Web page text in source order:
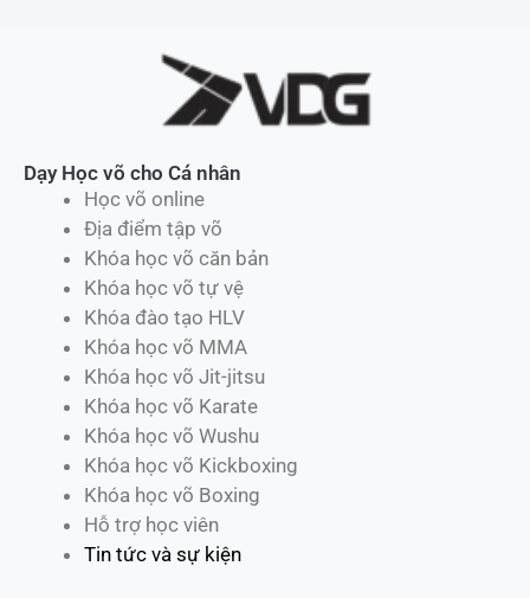
Dạy Học võ cho Cá nhân
Học võ online
Địa điểm tập võ
Khóa học võ căn bản
Khóa học võ tự vệ
Khóa đào tạo HLV
Khóa học võ MMA
Khóa học võ Jit-jitsu
Khóa học võ Karate
Khóa học võ Wushu
Khóa học võ Kickboxing
Khóa học võ Boxing
Hỗ trợ học viên
Tin tức và sự kiện